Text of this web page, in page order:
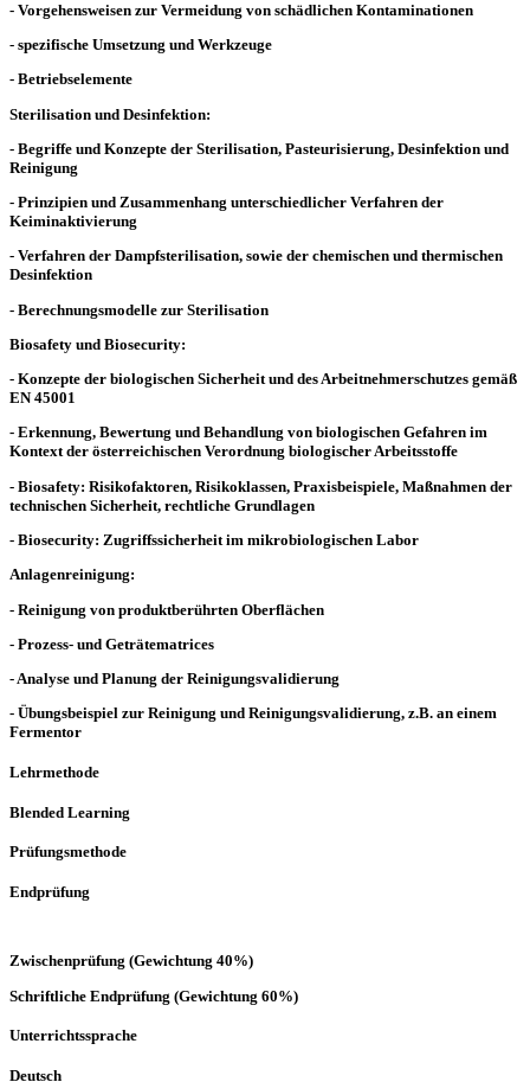
- Vorgehensweisen zur Vermeidung von schädlichen Kontaminationen
- spezifische Umsetzung und Werkzeuge
- Betriebselemente
Sterilisation und Desinfektion:
- Begriffe und Konzepte der Sterilisation, Pasteurisierung, Desinfektion und
Reinigung
- Prinzipien und Zusammenhang unterschiedlicher Verfahren der
Keiminaktivierung
- Verfahren der Dampfsterilisation, sowie der chemischen und thermischen
Desinfektion
- Berechnungsmodelle zur Sterilisation
Biosafety und Biosecurity:
- Konzepte der biologischen Sicherheit und des Arbeitnehmerschutzes gemäß
EN 45001
- Erkennung, Bewertung und Behandlung von biologischen Gefahren im
Kontext der österreichischen Verordnung biologischer Arbeitsstoffe
- Biosafety: Risikofaktoren, Risikoklassen, Praxisbeispiele, Maßnahmen der
technischen Sicherheit, rechtliche Grundlagen
- Biosecurity: Zugriffssicherheit im mikrobiologischen Labor
Anlagenreinigung:
- Reinigung von produktberührten Oberflächen
- Prozess- und Geträtematrices
- Analyse und Planung der Reinigungsvalidierung
- Übungsbeispiel zur Reinigung und Reinigungsvalidierung, z.B. an einem
Fermentor
Lehrmethode
Blended Learning
Prüfungsmethode
Endprüfung
Zwischenprüfung (Gewichtung 40%)
Schriftliche Endprüfung (Gewichtung 60%)
Unterrichtssprache
Deutsch